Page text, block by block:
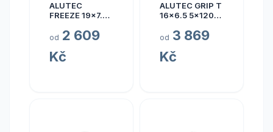
ALUTEC
FREEZE 19x7.5
od 2 609
Kč
ALUTEC GRIP T
16x6.5 5x120
od 3 869
Kč